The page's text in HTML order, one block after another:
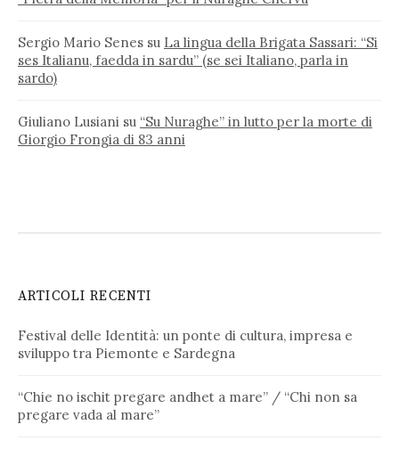
Sergio Mario Senes su La lingua della Brigata Sassari: “Si
ses Italianu, faedda in sardu” (se sei Italiano, parla in
sardo)
Giuliano Lusiani su “Su Nuraghe” in lutto per la morte di
Giorgio Frongia di 83 anni
ARTICOLI RECENTI
Festival delle Identità: un ponte di cultura, impresa e
sviluppo tra Piemonte e Sardegna
“Chie no ischit pregare andhet a mare” / “Chi non sa
pregare vada al mare”